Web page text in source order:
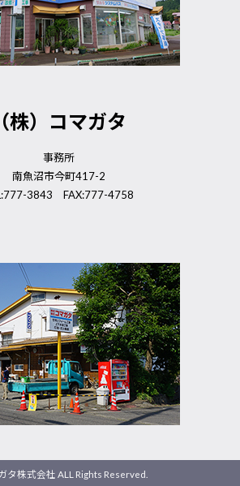
（株）コマガタ
事務所
南魚沼市今町417-2
3843 FAX:777-4758
タ株式会社 ALL Rights Reserved.